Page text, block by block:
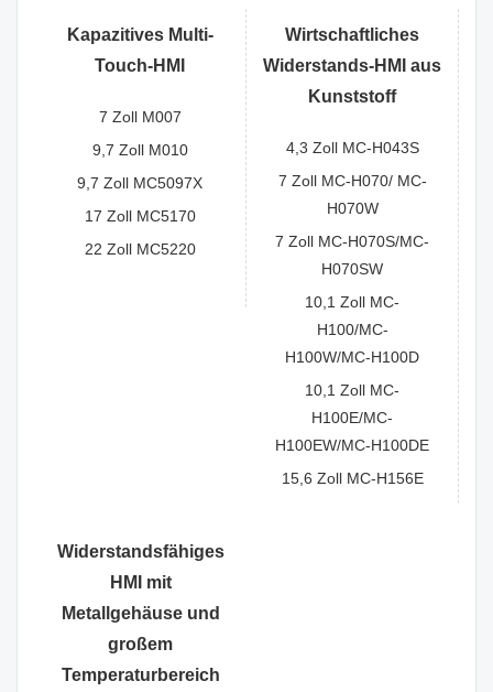
Kapazitives Multi-
Touch-HMI
7 Zoll M007
9,7 Zoll M010
9,7 Zoll MC5097X
17 Zoll MC5170
22 Zoll MC5220
Wirtschaftliches
Widerstands-HMI aus
Kunststoff
4,3 Zoll MC-H043S
7 Zoll MC-H070/ MC-
H070W
7 Zoll MC-H070S/MC-
H070SW
10,1 Zoll MC-
H100/MC-
H100W/MC-H100D
10,1 Zoll MC-
H100E/MC-
H100EW/MC-H100DE
15,6 Zoll MC-H156E
Widerstandsfähiges
HMI mit
Metallgehäuse und
großem
Temperaturbereich